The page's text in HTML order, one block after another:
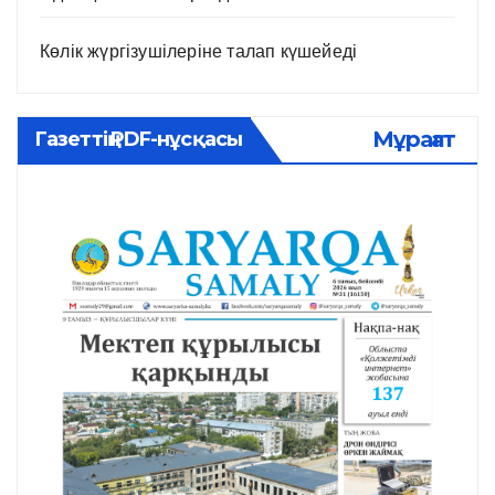
Көлік жүргізушілеріне талап күшейеді
Газеттің PDF-нұсқасы Мұрағат